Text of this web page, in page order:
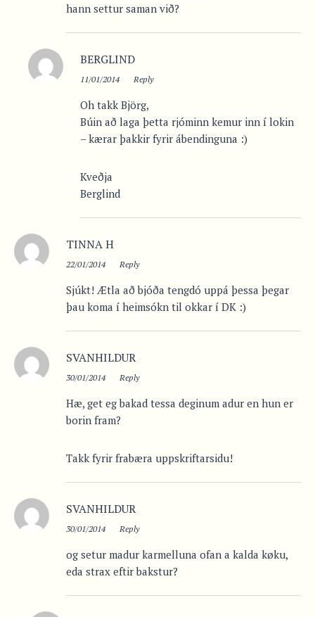
hann settur saman við?
BERGLIND
11/01/2014 Reply
Oh takk Björg,
Búin að laga þetta rjóminn kemur inn í lokin
– kærar þakkir fyrir ábendinguna :)
Kveðja
Berglind
TINNA H
22/01/2014 Reply
Sjúkt! Ætla að bjóða tengdó uppá þessa þegar
þau koma í heimsókn til okkar í DK :)
SVANHILDUR
30/01/2014 Reply
Hæ, get eg bakad tessa deginum adur en hun er
borin fram?
Takk fyrir frabæra uppskriftarsidu!
SVANHILDUR
30/01/2014 Reply
og setur madur karmelluna ofan a kalda køku,
eda strax eftir bakstur?